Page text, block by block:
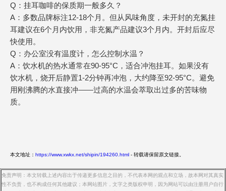
Q：挂耳咖啡的保质期一般多久？
A：多数品牌标注12-18个月。但从风味角度，未开封的充氮挂
耳建议在6个月内饮用，非充氮产品建议3个月内。开封后应尽
快使用。
Q：办公室没有温度计，怎么控制水温？
A：饮水机的热水通常在90-95°C，适合冲泡挂耳。如果没有
饮水机，烧开后静置1-2分钟再冲泡，大约降至92-95°C。避免
用刚沸腾的水直接冲——过高的水温会萃取出过多的苦味物
质。
本文地址： https://www.xwkx.net/shipin/194260.html - 转载请保留原文链接。
免责声明：本文转载上述内容出于传递更多信息之目的，不代表本网的观点和立场，故本网对其真实
性不负责，也不构成任何其他建议；本网站图片，文字之类版权申明，因为网站可以由注册用户自行